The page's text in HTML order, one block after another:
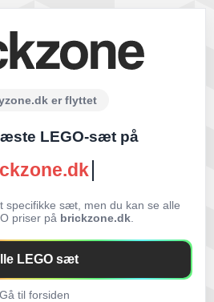
er flyttet
LEGO-sæt på
specifikke sæt, men du kan se alle
priser på brickzone.dk
LEGO sæt
Gå til forsiden